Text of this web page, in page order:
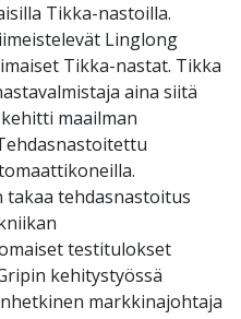
Tikka-nastoilla.
Linglong
Tikka-nastat. Tikka
aina siitä
maailman
takaa tehdasnastoitus
testitulokset
kehitystyössä
markkinajohtaja